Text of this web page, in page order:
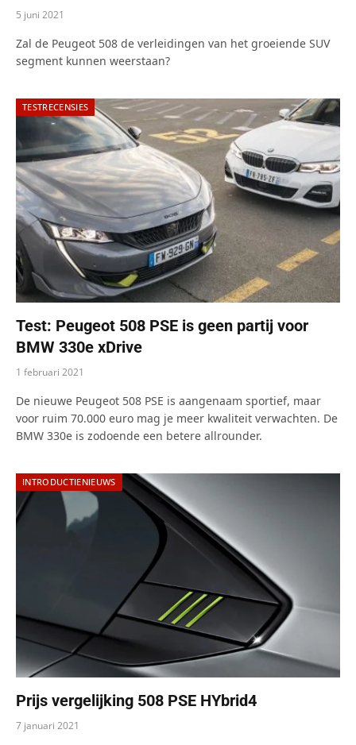
5 juni 2021
Zal de Peugeot 508 de verleidingen van het groeiende SUV
segment kunnen weerstaan?
TESTRECENSIES
Test: Peugeot 508 PSE is geen partij voor
BMW 330e xDrive
1 februari 2021
De nieuwe Peugeot 508 PSE is aangenaam sportief, maar
voor ruim 70.000 euro mag je meer kwaliteit verwachten. De
BMW 330e is zodoende een betere allrounder.
INTRODUCTIENIEUWS
Prijs vergelijking 508 PSE HYbrid4
7 januari 2021